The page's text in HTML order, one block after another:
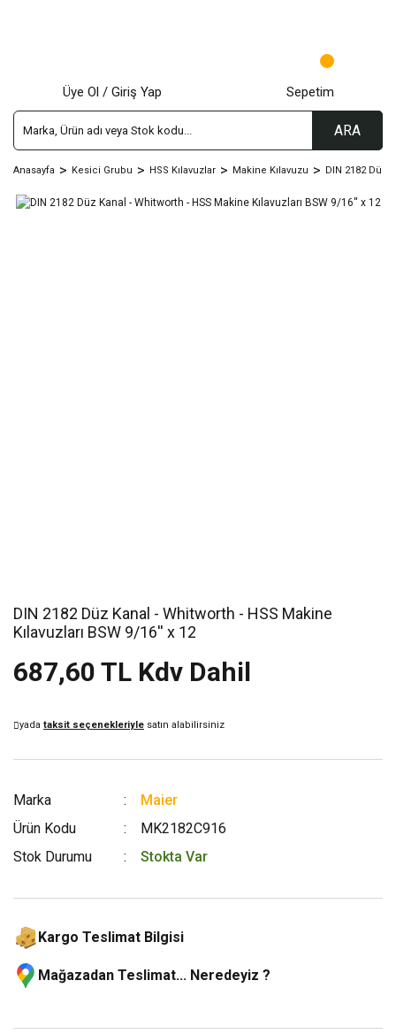
ARA
Üye Ol / Giriş Yap Sepetim
Anasayfa Kesici Grubu HSS Kılavuzlar Makine Kılavuzu DIN 2182 Düz
DIN 2182 Düz Kanal - Whitworth - HSS Makine
Kılavuzları BSW 9/16'' x 12
687,60 TL Kdv Dahil
yada taksit seçenekleriyle satın alabilirsiniz
Marka
Maier
Ürün Kodu
MK2182C916
Stok Durumu
Stokta Var
Kargo Teslimat Bilgisi
Mağazadan Teslimat... Neredeyiz ?